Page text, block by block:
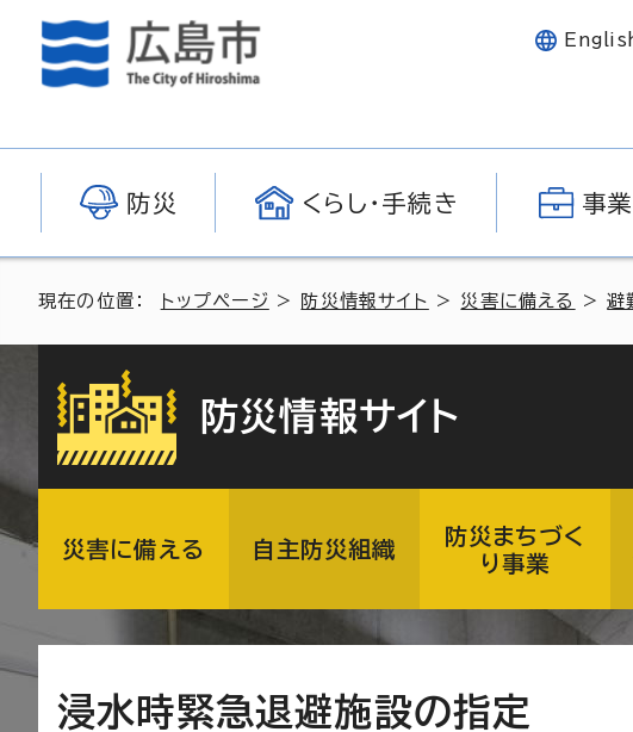
防災 くらし・手続き 事
現在の位置： トップページ > 防災情報サイト > 災害に備える >避
防災情報サイト
災害に備える 自主防災組織
防災まちづく
り事業
浸水時緊急退避施設の指定